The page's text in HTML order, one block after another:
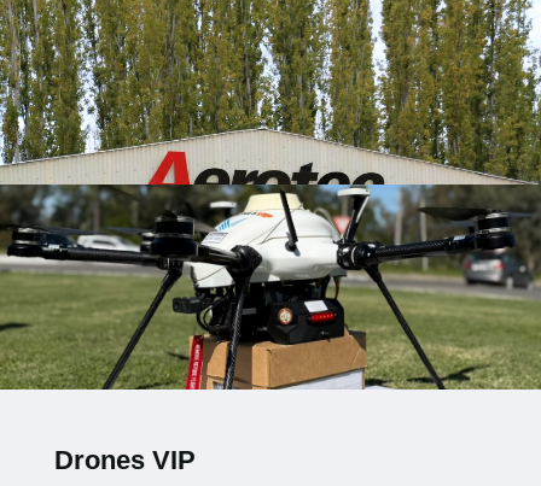
Drones VIP